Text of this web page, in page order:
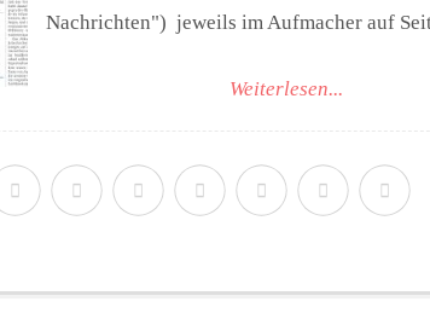
Nachrichten") jeweils im Aufmacher auf
Weiterlesen...